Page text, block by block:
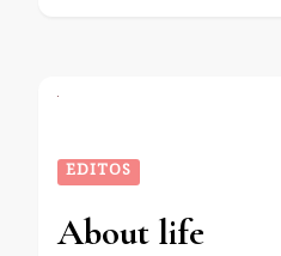
EDITOS
About life